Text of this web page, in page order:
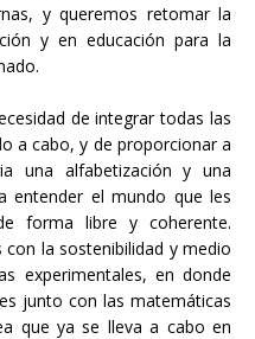
y queremos retomar la
y en educación para la
de integrar todas las
a cabo, y de proporcionar a
una alfabetización y una
entender el mundo que les
forma libre y coherente.
la sostenibilidad y medio
experimentales, en donde
junto con las matemáticas
que ya se lleva a cabo en